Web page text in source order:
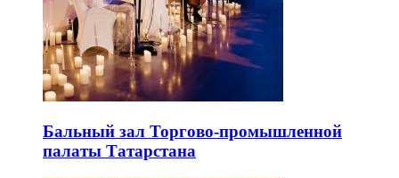
Бальный зал Торгово-промышленной
палаты Татарстана